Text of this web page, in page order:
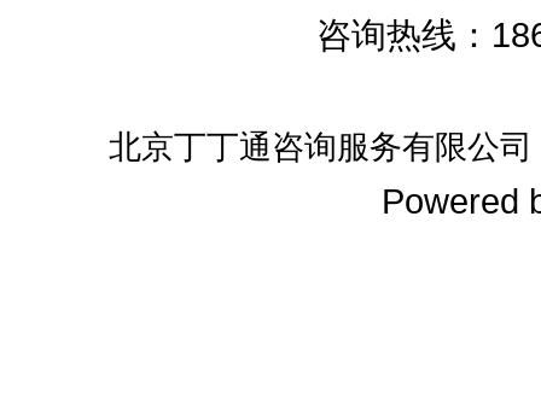
咨询热线：
北京丁丁通咨询服务有限公
Powered